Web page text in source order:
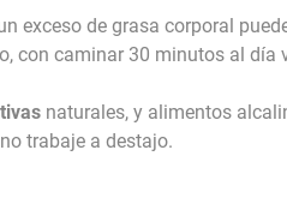
exceso de grasa corporal
con caminar 30 minutos al día
naturales, y alimentos
trabaje a destajo.